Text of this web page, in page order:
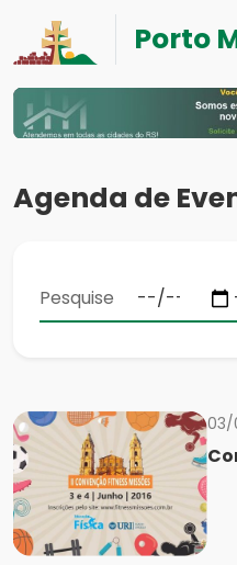
Porto
Agenda de
03/